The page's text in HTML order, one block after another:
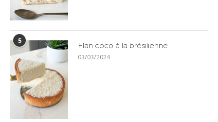
5
Flan coco à la brésilienne
03/03/2024